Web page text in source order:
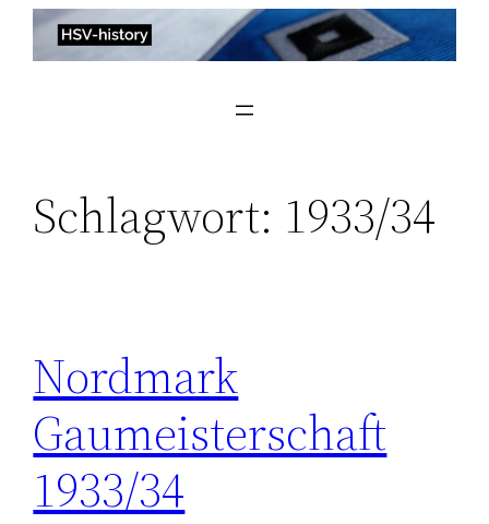
Zum
Inhalt
Schlagwort: 1933/34
Nordmark
Gaumeisterschaft
1933/34